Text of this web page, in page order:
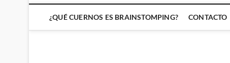
¿QUÉ CUERNOS ES BRAINSTOMPING? CONTACTO